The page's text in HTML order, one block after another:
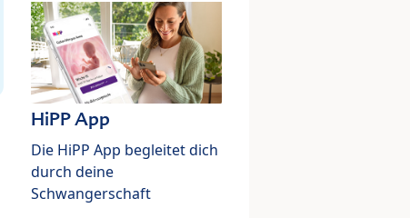
HiPP App
Die HiPP App begleitet dich
durch deine
Schwangerschaft